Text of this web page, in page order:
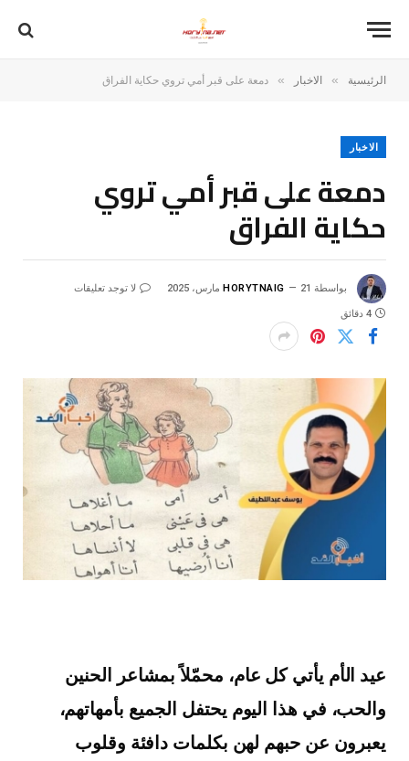
الرئيسية » الاخبار » دمعة على قبر أمي تروي حكاية الفراق
الاخبار
دمعة على قبر أمي تروي
حكاية الفراق
بواسطة HORYTNAIG 21 مارس، 2025 لا توجد تعليقات
4 دقائق
عيد الأم يأتي كل عام، محمّلاً بمشاعر الحنين
والحب، في هذا اليوم يحتفل الجميع بأمهاتهم،
يعبرون عن حبهم لهن بكلمات دافئة وقلوب